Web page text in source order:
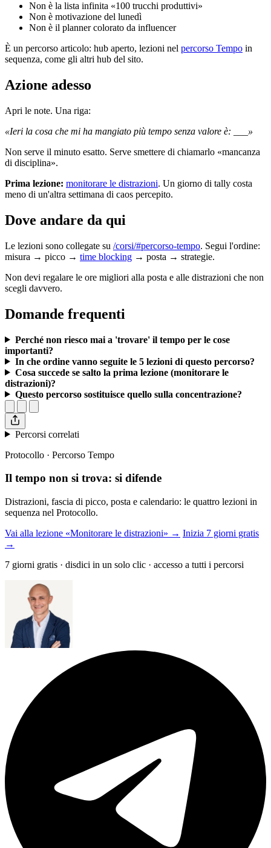
Non è la lista infinita «100 trucchi produttivi»
Non è motivazione del lunedì
Non è il planner colorato da influencer
È un percorso articolo: hub aperto, lezioni nel percorso Tempo in
sequenza, come gli altri hub del sito.
Azione adesso
Apri le note. Una riga:
«Ieri la cosa che mi ha mangiato più tempo senza valore è: ___»
Non serve il minuto esatto. Serve smettere di chiamarlo «mancanza
di disciplina».
Prima lezione: monitorare le distrazioni. Un giorno di tally costa
meno di un'altra settimana di caos percepito.
Dove andare da qui
Le lezioni sono collegate su /corsi/#percorso-tempo. Segui l'ordine:
misura → picco → time blocking → posta → strategie.
Non devi regalare le ore migliori alla posta e alle distrazioni che non
scegli davvero.
Domande frequenti
Perché non riesco mai a 'trovare' il tempo per le cose
importanti?
In che ordine vanno seguite le 5 lezioni di questo percorso?
Cosa succede se salto la prima lezione (monitorare le
distrazioni)?
Questo percorso sostituisce quello sulla concentrazione?
Percorsi correlati
Protocollo · Percorso Tempo
Il tempo non si trova: si difende
Distrazioni, fascia di picco, posta e calendario: le quattro lezioni in
sequenza nel Protocollo.
Vai alla lezione «Monitorare le distrazioni» → Inizia 7 giorni gratis
→
7 giorni gratis · disdici in un solo clic · accesso a tutti i percorsi